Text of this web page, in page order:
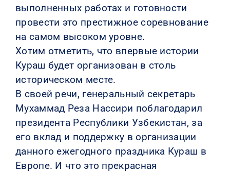
выполненных работах и готовности
провести это престижное соревнование
на самом высоком уровне.
Хотим отметить, что впервые истории
Кураш будет организован в столь
историческом месте.
В своей речи, генеральный секретарь
Мухаммад Реза Нассири поблагодарил
президента Республики Узбекистан, за
его вклад и поддержку в организации
данного ежегодного праздника Кураш в
Европе. И что это прекрасная